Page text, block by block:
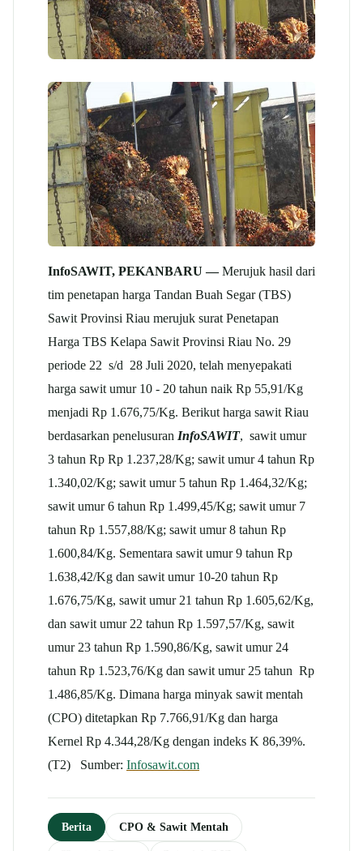
InfoSAWIT, PEKANBARU —Merujuk hasil dari
tim penetapan harga Tandan Buah Segar (TBS)
Sawit Provinsi Riau merujuk surat Penetapan
Harga TBS Kelapa Sawit Provinsi Riau No. 29
periode 22 s/d 28 Juli 2020, telah menyepakati
harga sawit umur 10 - 20 tahun naik Rp 55,91/Kg
menjadi Rp 1.676,75/Kg. Berikut harga sawit Riau
berdasarkan penelusuran InfoSAWIT, sawit umur
3 tahun Rp Rp 1.237,28/Kg; sawit umur 4 tahun Rp
1.340,02/Kg; sawit umur 5 tahun Rp 1.464,32/Kg;
sawit umur 6 tahun Rp 1.499,45/Kg; sawit umur 7
tahun Rp 1.557,88/Kg; sawit umur 8 tahun Rp
1.600,84/Kg. Sementara sawit umur 9 tahun Rp
1.638,42/Kg dan sawit umur 10-20 tahun Rp
1.676,75/Kg, sawit umur 21 tahun Rp 1.605,62/Kg,
dan sawit umur 22 tahun Rp 1.597,57/Kg, sawit
umur 23 tahun Rp 1.590,86/Kg, sawit umur 24
tahun Rp 1.523,76/Kg dan sawit umur 25 tahun Rp
1.486,85/Kg. Dimana harga minyak sawit mentah
(CPO) ditetapkan Rp 7.766,91/Kg dan harga
Kernel Rp 4.344,28/Kg dengan indeks K 86,39%.
(T2) Sumber: Infosawit.com
Berita CPO & Sawit Mentah